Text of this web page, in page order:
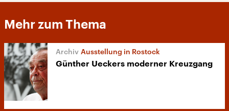
Mehr zum Thema
Ausstellung in Rostock
Günther Ueckers moderner Kreuzgang